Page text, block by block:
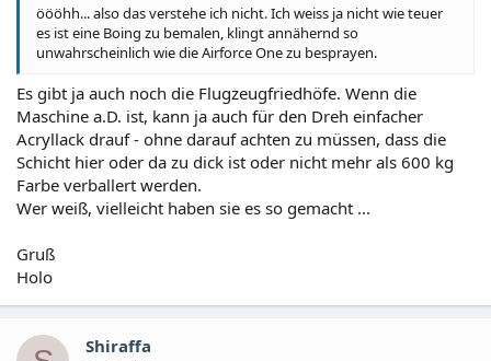
öööhh... also das verstehe ich nicht. Ich weiss ja nicht wie teuer
es ist eine Boing zu bemalen, klingt annähernd so
unwahrscheinlich wie die Airforce One zu besprayen.
Es gibt ja auch noch die Flugzeugfriedhöfe. Wenn die
Maschine a.D. ist, kann ja auch für den Dreh einfacher
Acryllack drauf - ohne darauf achten zu müssen, dass die
Schicht hier oder da zu dick ist oder nicht mehr als 600 kg
Farbe verballert werden.
Wer weiß, vielleicht haben sie es so gemacht ...
Gruß
Holo
Shiraffa